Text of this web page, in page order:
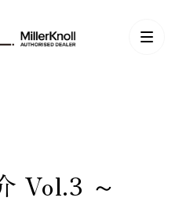
Vol.3 ～